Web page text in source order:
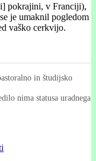
pokrajini, v Franciji),
je umaknil pogledom
vaško cerkvijo.
in študijsko
nima statusa uradnega